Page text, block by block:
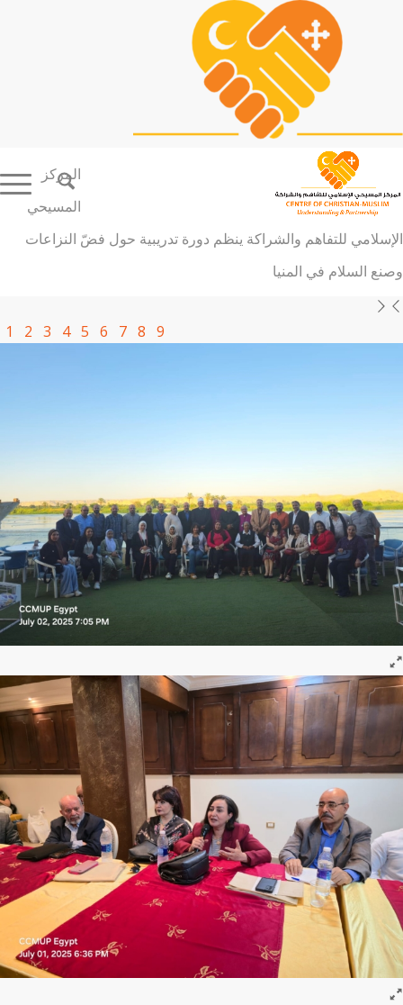
المركز
المسيحي
الإسلامي للتفاهم والشراكة ينظم دورة تدريبية حول فضّ النزاعات
وصنع السلام في المنيا
1 2 3 4 5 6 7 8 9